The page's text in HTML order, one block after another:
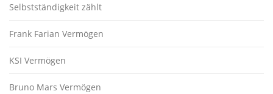
Selbstständigkeit zählt
Frank Farian Vermögen
KSI Vermögen
Bruno Mars Vermögen